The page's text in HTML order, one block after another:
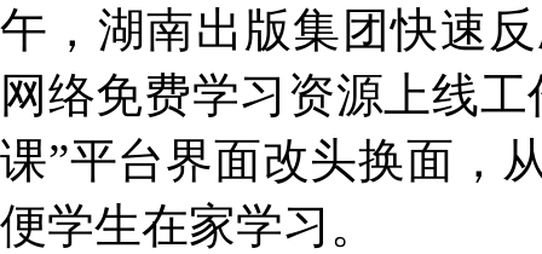
午，湖南出版集团快速
网络免费学习资源上线
课”平台界面改头换面，
便学生在家学习。